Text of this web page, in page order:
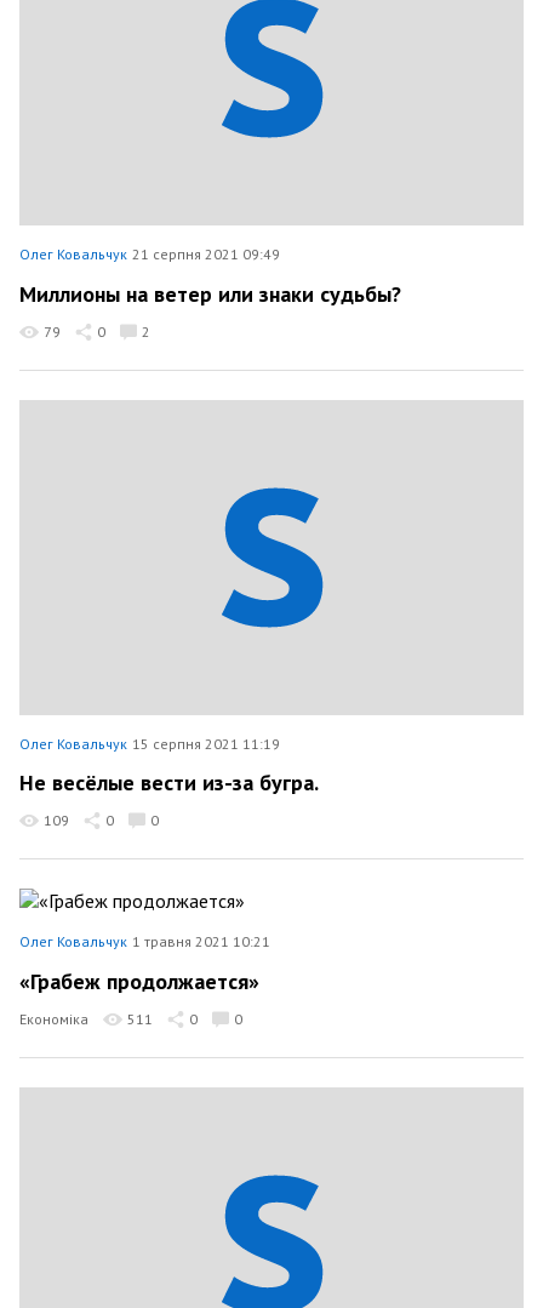
Олег Ковальчук 21 серпня 2021 09:49
Миллионы на ветер или знаки судьбы?
79 0 2
Олег Ковальчук 15 серпня 2021 11:19
Не весёлые вести из-за бугра.
109 0 0
Олег Ковальчук 1 травня 2021 10:21
«Грабеж продолжается»
Економіка 511 0 0